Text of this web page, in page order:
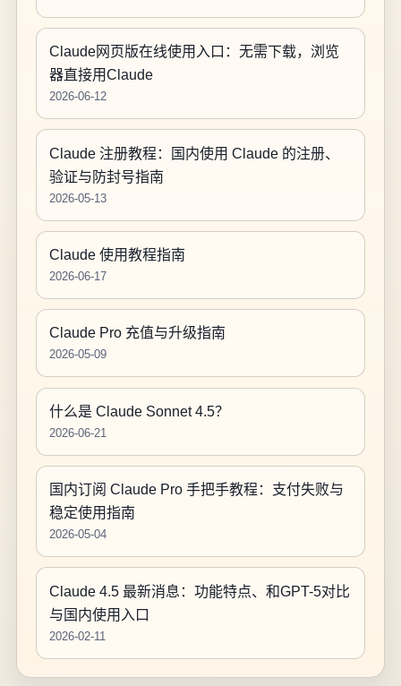
Claude网页版在线使用入口：无需下载，浏览
器直接用Claude
2026-06-12
Claude 注册教程：国内使用 Claude 的注册、
验证与防封号指南
2026-05-13
Claude 使用教程指南
2026-06-17
Claude Pro 充值与升级指南
2026-05-09
什么是 Claude Sonnet 4.5？
2026-06-21
国内订阅 Claude Pro 手把手教程：支付失败与
稳定使用指南
2026-05-04
Claude 4.5 最新消息：功能特点、和GPT-5对比
与国内使用入口
2026-02-11